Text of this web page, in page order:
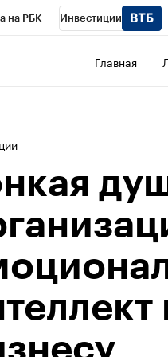
на РБК Инвестиции
Главная